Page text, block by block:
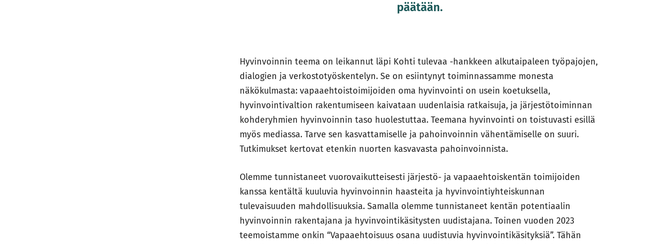
päätään.
Hyvinvoinnin teema on leikannut läpi Kohti tulevaa -hankkeen alkutaipaleen työpajojen,
dialogien ja verkostotyöskentelyn. Se on esiintynyt toiminnassamme monesta
näkökulmasta: vapaaehtoistoimijoiden oma hyvinvointi on usein koetuksella,
hyvinvointivaltion rakentumiseen kaivataan uudenlaisia ratkaisuja, ja järjestötoiminnan
kohderyhmien hyvinvoinnin taso huolestuttaa. Teemana hyvinvointi on toistuvasti esillä
myös mediassa. Tarve sen kasvattamiselle ja pahoinvoinnin vähentämiselle on suuri.
Tutkimukset kertovat etenkin nuorten kasvavasta pahoinvoinnista.
Olemme tunnistaneet vuorovaikutteisesti järjestö- ja vapaaehtoiskentän toimijoiden
kanssa kentältä kuuluvia hyvinvoinnin haasteita ja hyvinvointiyhteiskunnan
tulevaisuuden mahdollisuuksia. Samalla olemme tunnistaneet kentän potentiaalin
hyvinvoinnin rakentajana ja hyvinvointikäsitysten uudistajana. Toinen vuoden 2023
teemoistamme onkin “Vapaaehtoisuus osana uudistuvia hyvinvointikäsityksiä”. Tähän